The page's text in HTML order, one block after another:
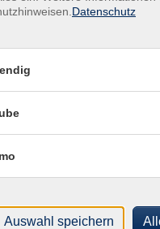
Datenschutz
Auswahl speichern